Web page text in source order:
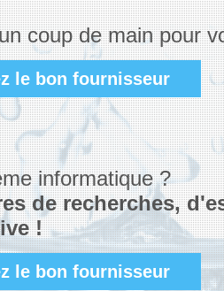
coup de main pour
le bon fournisseur
informatique ?
de recherches,
!
le bon fournisseur